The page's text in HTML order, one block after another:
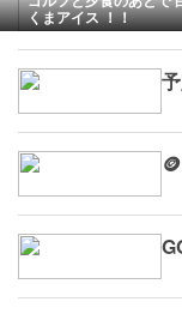
くまアイス ！！